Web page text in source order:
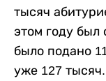
тысяч
этом году был
было подано
уже 127